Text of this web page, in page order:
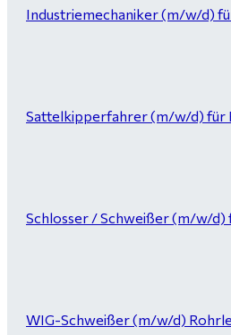
Industriemechaniker (m/w/d)
Sattelkipperfahrer (m/w/d) für
Schlosser / Schweißer (m/w/d)
WIG-Schweißer (m/w/d)